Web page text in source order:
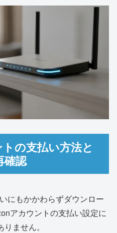
の支払い方法と
確認
にもかかわらずダウンロー
アカウントの支払い設定に
ません。